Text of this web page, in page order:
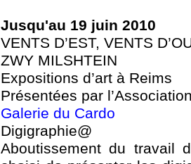
Jusqu'au 19 juin 2010
VENTS D’EST, VENTS
ZWY MILSHTEIN
Expositions d’art à Reims
Présentées par
Galerie du Cardo
Digigraphie@
Aboutissement du travail